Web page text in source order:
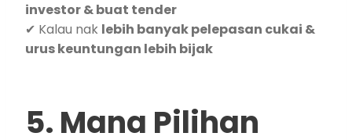
investor & buat tender
✔ Kalau nak lebih banyak pelepasan cukai &
urus keuntungan lebih bijak
5. Mana Pilihan